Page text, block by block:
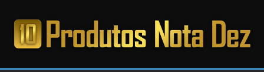
para
conteúdo
PRODUTOS